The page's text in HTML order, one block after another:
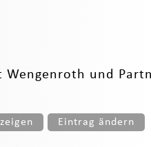
und
Eintrag ändern